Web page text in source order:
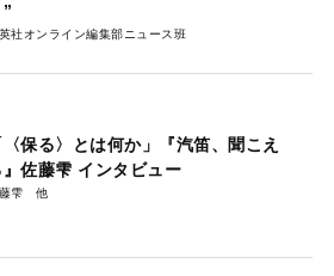
”
社オンライン編集部ニュース班
〈保る〉とは何か」『汽笛、聞こえ
』佐藤雫 インタビュー
雫